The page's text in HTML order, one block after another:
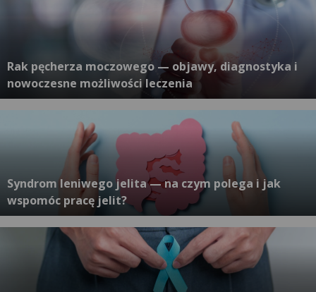
Rak pęcherza moczowego — objawy, diagnostyka i
nowoczesne możliwości leczenia
Syndrom leniwego jelita — na czym polega i jak
wspomóc pracę jelit?